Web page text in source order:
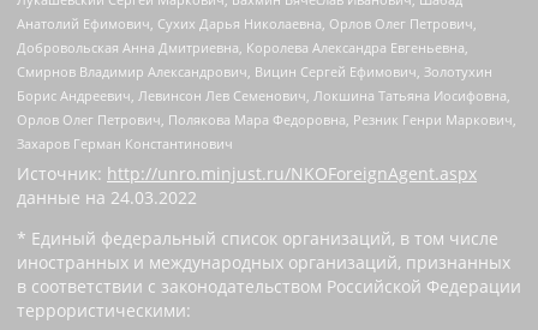
Анатолий Ефимович, Сухих Дарья Николаевна, Орлов Олег Петрович,
Добровольская Анна Дмитриевна, Королева Александра Евгеньевна,
Смирнов Владимир Александрович, Вицин Сергей Ефимович, Золотухин
Борис Андреевич, Левинсон Лев Семенович, Локшина Татьяна Иосифовна,
Орлов Олег Петрович, Полякова Мара Федоровна, Резник Генри Маркович,
Захаров Герман Константинович
Источник: http://unro.minjust.ru/NKOForeignAgent.aspx
данные на 24.03.2022
* Единый федеральный список организаций, в том числе
иностранных и международных организаций, признанных
в соответствии с законодательством Российской Федерации
террористическими: